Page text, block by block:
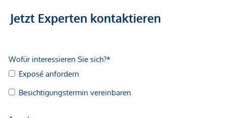
Jetzt Experten kontaktieren